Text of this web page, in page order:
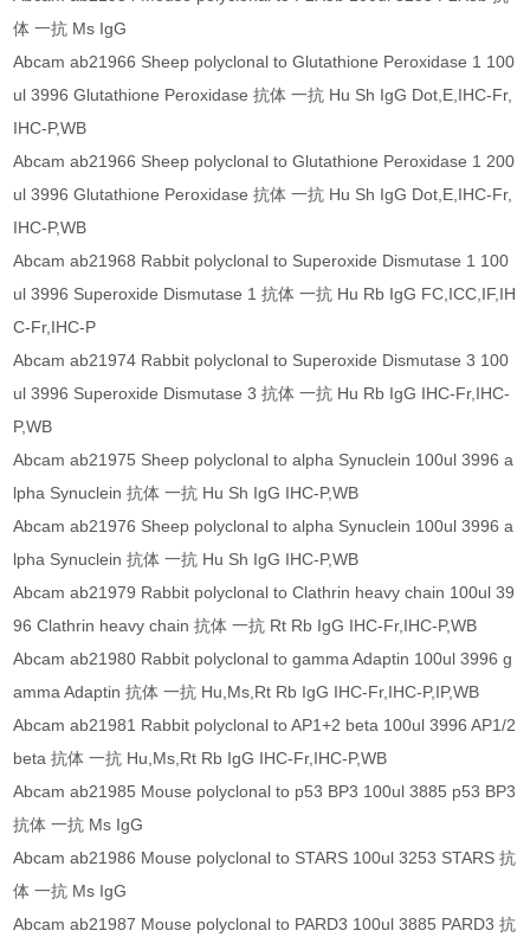
体 一抗 Ms IgG
Abcam ab21966 Sheep polyclonal to Glutathione Peroxidase 1 100
ul 3996 Glutathione Peroxidase 抗体 一抗 Hu Sh IgG Dot,E,IHC-Fr,
IHC-P,WB
Abcam ab21966 Sheep polyclonal to Glutathione Peroxidase 1 200
ul 3996 Glutathione Peroxidase 抗体 一抗 Hu Sh IgG Dot,E,IHC-Fr,
IHC-P,WB
Abcam ab21968 Rabbit polyclonal to Superoxide Dismutase 1 100
ul 3996 Superoxide Dismutase 1 抗体 一抗 Hu Rb IgG FC,ICC,IF,IH
C-Fr,IHC-P
Abcam ab21974 Rabbit polyclonal to Superoxide Dismutase 3 100
ul 3996 Superoxide Dismutase 3 抗体 一抗 Hu Rb IgG IHC-Fr,IHC-
P,WB
Abcam ab21975 Sheep polyclonal to alpha Synuclein 100ul 3996 a
lpha Synuclein 抗体 一抗 Hu Sh IgG IHC-P,WB
Abcam ab21976 Sheep polyclonal to alpha Synuclein 100ul 3996 a
lpha Synuclein 抗体 一抗 Hu Sh IgG IHC-P,WB
Abcam ab21979 Rabbit polyclonal to Clathrin heavy chain 100ul 39
96 Clathrin heavy chain 抗体 一抗 Rt Rb IgG IHC-Fr,IHC-P,WB
Abcam ab21980 Rabbit polyclonal to gamma Adaptin 100ul 3996 g
amma Adaptin 抗体 一抗 Hu,Ms,Rt Rb IgG IHC-Fr,IHC-P,IP,WB
Abcam ab21981 Rabbit polyclonal to AP1+2 beta 100ul 3996 AP1/2
beta 抗体 一抗 Hu,Ms,Rt Rb IgG IHC-Fr,IHC-P,WB
Abcam ab21985 Mouse polyclonal to p53 BP3 100ul 3885 p53 BP3
抗体 一抗 Ms IgG
Abcam ab21986 Mouse polyclonal to STARS 100ul 3253 STARS 抗
体 一抗 Ms IgG
Abcam ab21987 Mouse polyclonal to PARD3 100ul 3885 PARD3 抗